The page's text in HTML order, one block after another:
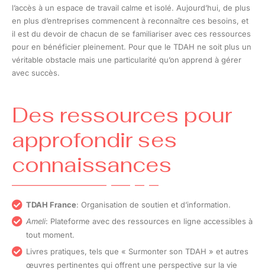
l’accès à un espace de travail calme et isolé. Aujourd’hui, de plus
en plus d’entreprises commencent à reconnaître ces besoins, et
il est du devoir de chacun de se familiariser avec ces ressources
pour en bénéficier pleinement. Pour que le TDAH ne soit plus un
véritable obstacle mais une particularité qu’on apprend à gérer
avec succès.
Des ressources pour
approfondir ses
connaissances
TDAH France: Organisation de soutien et d’information.
Ameli: Plateforme avec des ressources en ligne accessibles à
tout moment.
Livres pratiques, tels que « Surmonter son TDAH » et autres
œuvres pertinentes qui offrent une perspective sur la vie